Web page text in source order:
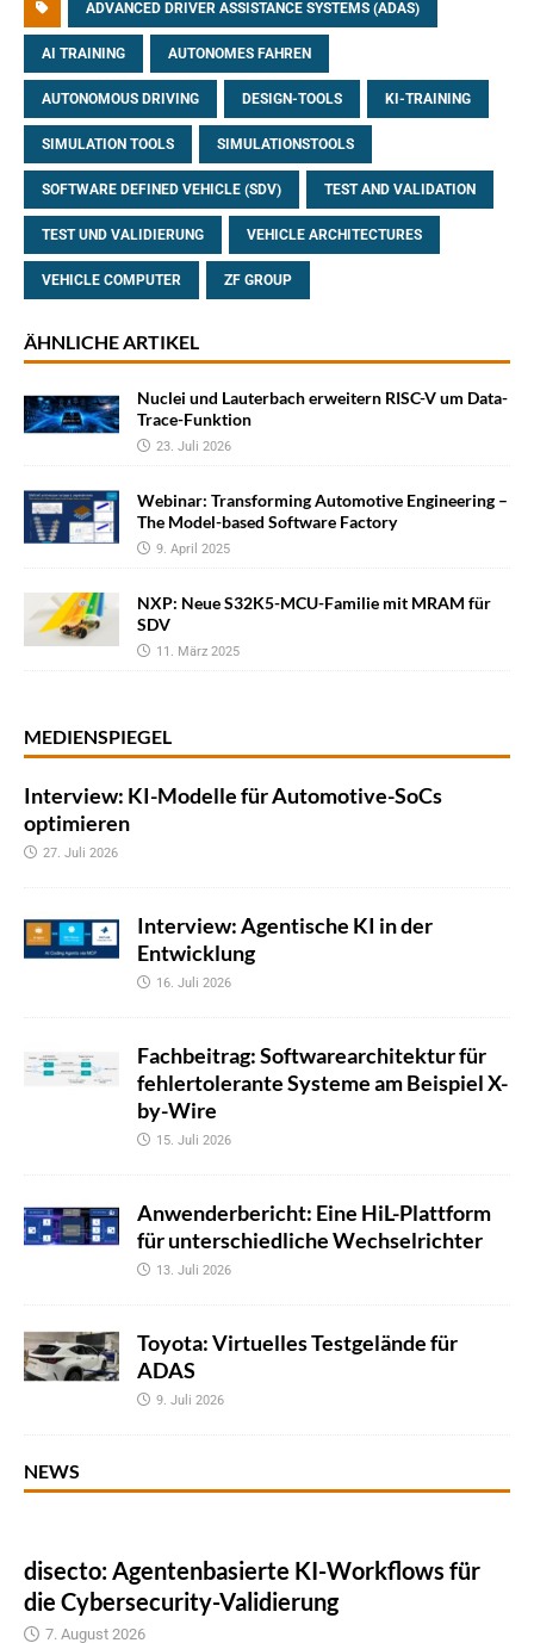
ADVANCED DRIVER ASSISTANCE SYSTEMS (ADAS)
AI TRAINING AUTONOMES FAHREN
AUTONOMOUS DRIVING DESIGN-TOOLS KI-TRAINING
SIMULATION TOOLS SIMULATIONSTOOLS
SOFTWARE DEFINED VEHICLE (SDV) TEST AND VALIDATION
TEST UND VALIDIERUNG VEHICLE ARCHITECTURES
VEHICLE COMPUTER ZF GROUP
ÄHNLICHE ARTIKEL
Nuclei und Lauterbach erweitern RISC-V um Data-
Trace-Funktion
23. Juli 2026
Webinar: Transforming Automotive Engineering –
The Model-based Software Factory
9. April 2025
NXP: Neue S32K5-MCU-Familie mit MRAM für
SDV
11. März 2025
MEDIENSPIEGEL
Interview: KI-Modelle für Automotive-SoCs
optimieren
27. Juli 2026
Interview: Agentische KI in der
Entwicklung
16. Juli 2026
Fachbeitrag: Softwarearchitektur für
fehlertolerante Systeme am Beispiel X-
by-Wire
15. Juli 2026
Anwenderbericht: Eine HiL-Plattform
für unterschiedliche Wechselrichter
13. Juli 2026
Toyota: Virtuelles Testgelände für
ADAS
9. Juli 2026
NEWS
disecto: Agentenbasierte KI-Workflows für
die Cybersecurity-Validierung
7. August 2026